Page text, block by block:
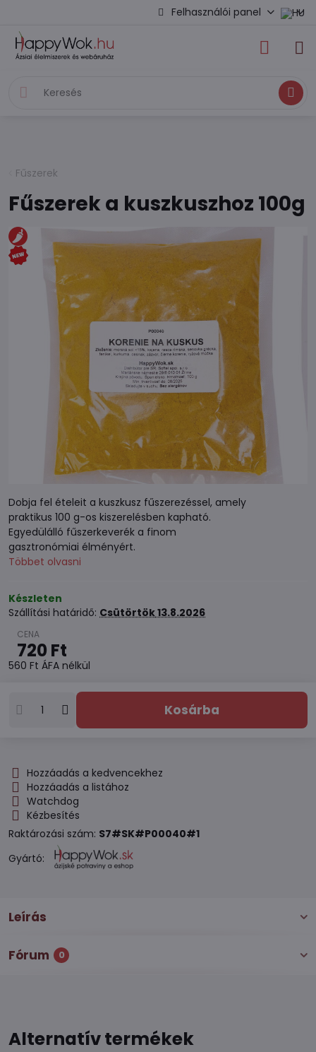
Felhasználói panel
Keresés
Fűszerek
Fűszerek a kuszkuszhoz 100g
Dobja fel ételeit a kuszkusz fűszerezéssel, amely
praktikus 100 g-os kiszerelésben kapható.
Egyedülálló fűszerkeverék a finom
gasztronómiai élményért.
Többet olvasni
Készleten
Szállítási határidő: Csütörtök13.8.2026
720 Ft
560 Ft ÁFA nélkül
Kosárba
Hozzáadás a kedvencekhez
Hozzáadás a listához
Watchdog
Kézbesítés
Raktározási szám: S7#SK#P00040#1
Gyártó:
Leírás
Fórum 0
Alternatív termékek